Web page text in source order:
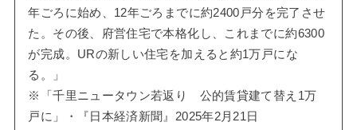
年ごろに始め、12年ごろまでに約2400戸分を完了させ
た。その後、府営住宅で本格化し、これまでに約6300
が完成。URの新しい住宅を加えると約1万戸にな
る。」
※「千里ニュータウン若返り 公的賃貸建て替え1万
戸に」・『日本経済新聞』2025年2月21日